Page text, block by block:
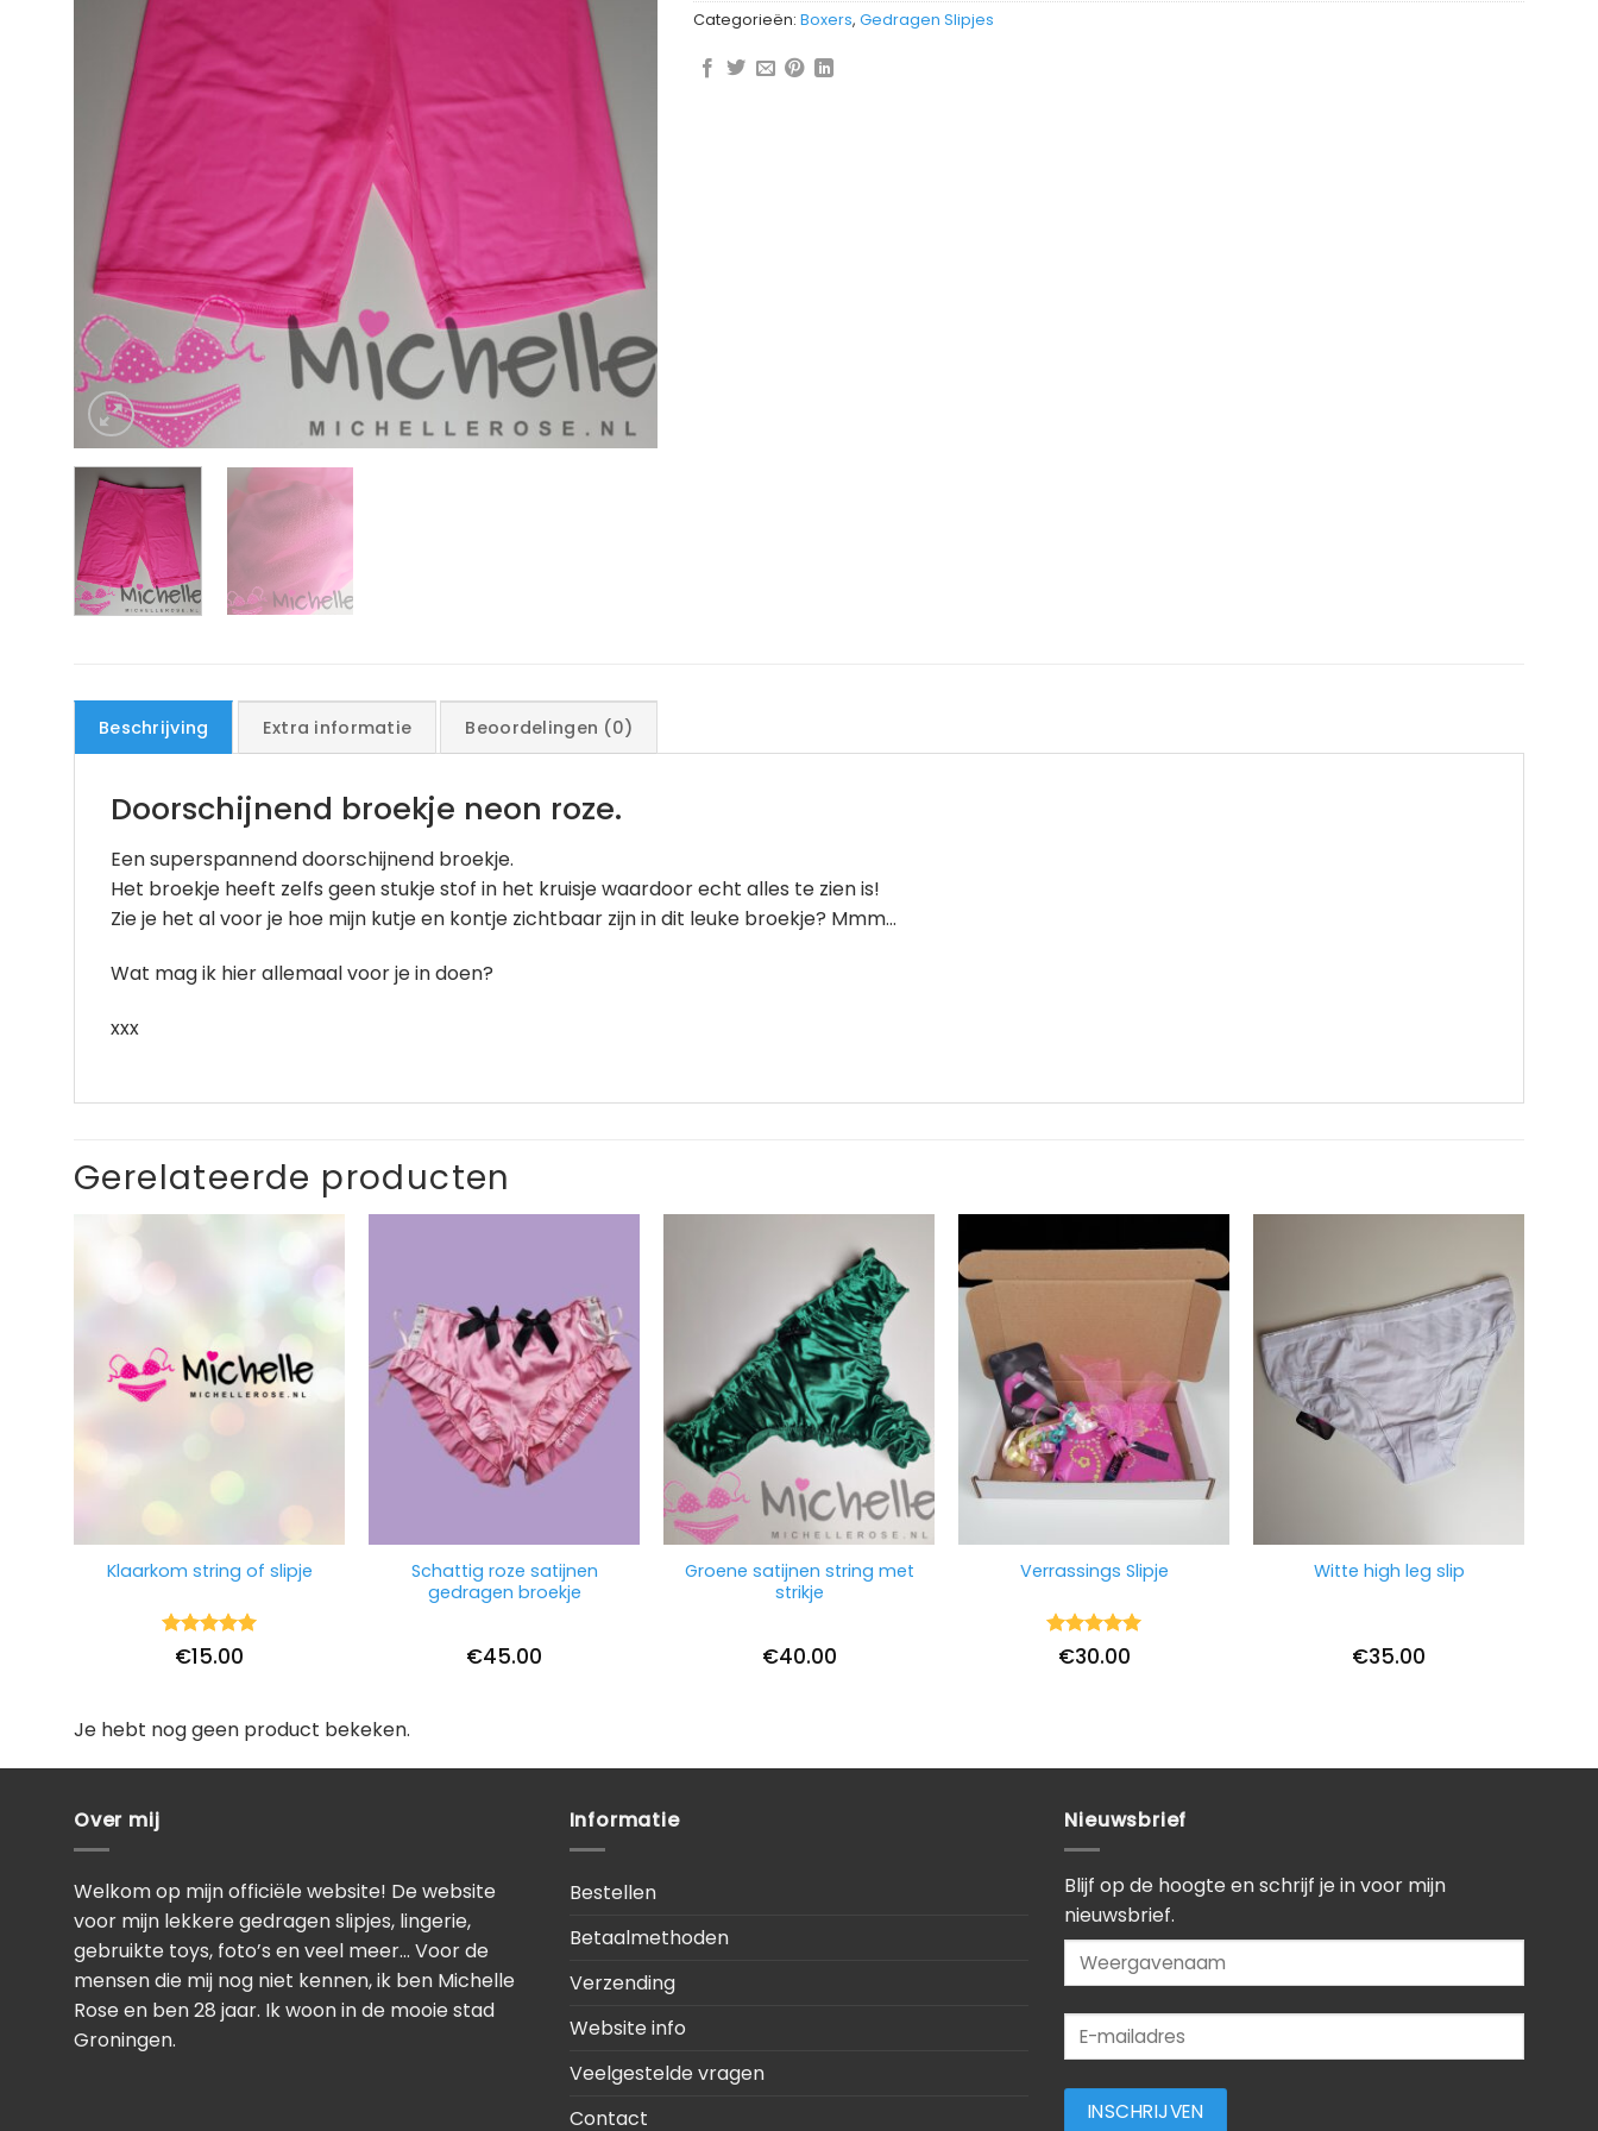
Categorieën: Boxers, Gedragen Slipjes
Beschrijving Extra informatie Beoordelingen (0)
Doorschijnend broekje neon roze.
Een superspannend doorschijnend broekje.
Het broekje heeft zelfs geen stukje stof in het kruisje waardoor echt alles te zien is!
Zie je het al voor je hoe mijn kutje en kontje zichtbaar zijn in dit leuke broekje? Mmm…
Wat mag ik hier allemaal voor je in doen?
xxx
Gerelateerde producten
Klaarkom string of slipje
Waardering
uit 5
€15.00
Schattig roze satijnen
gedragen broekje
€45.00
Groene satijnen string met
strikje
€40.00
Verrassings Slipje
Waardering
uit 5
€30.00
Witte high leg slip
€35.00
Je hebt nog geen product bekeken.
Over mij
Welkom op mijn officiële website! De website
voor mijn lekkere gedragen slipjes, lingerie,
gebruikte toys, foto’s en veel meer… Voor de
mensen die mij nog niet kennen, ik ben Michelle
Rose en ben 28 jaar. Ik woon in de mooie stad
Groningen.
Informatie
Bestellen
Betaalmethoden
Verzending
Website info
Veelgestelde vragen
Contact
Nieuwsbrief
Blijf op de hoogte en schrijf je in voor mijn
nieuwsbrief.